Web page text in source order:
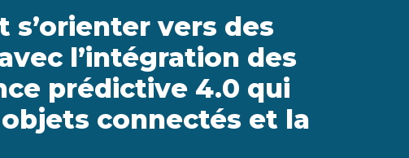
s’orienter vers des
l’intégration des
prédictive 4.0 qui
connectés et la